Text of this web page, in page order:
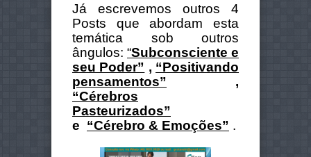
Já escrevemos outros 4
Posts que abordam esta
temática sob outros
ângulos: “Subconsciente e
seu Poder” , “Positivando
pensamentos” ,
“Cérebros
Pasteurizados”
e “Cérebro & Emoções” .